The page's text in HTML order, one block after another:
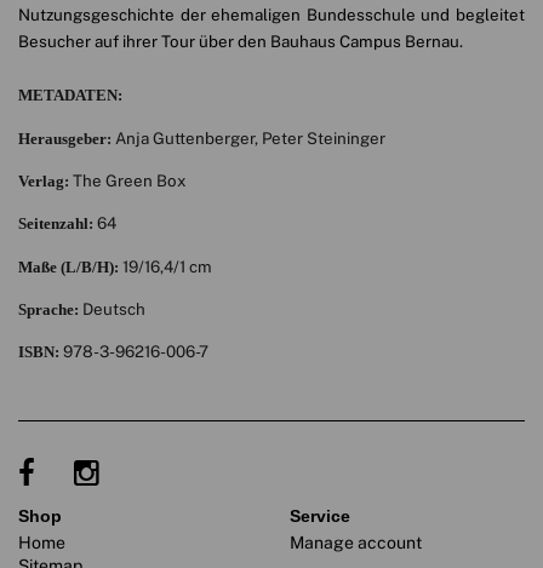
Nutzungsgeschichte der ehemaligen Bundesschule und begleitet
Besucher auf ihrer Tour über den Bauhaus Campus Bernau.
METADATEN:
Herausgeber: Anja Guttenberger, Peter Steininger
Verlag: The Green Box
Seitenzahl: 64
Maße (L/B/H): 19/16,4/1 cm
Sprache: Deutsch
ISBN: 978-3-96216-006-7
shop
Home
service
Manage account